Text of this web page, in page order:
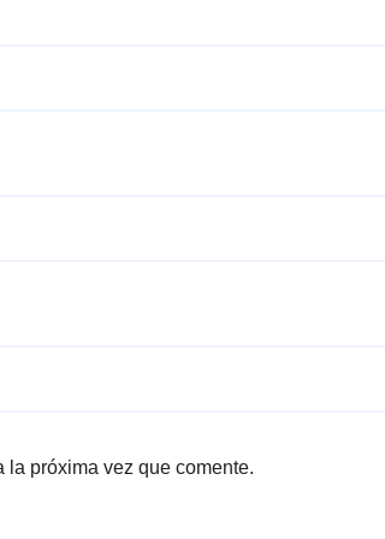
la próxima vez que comente.